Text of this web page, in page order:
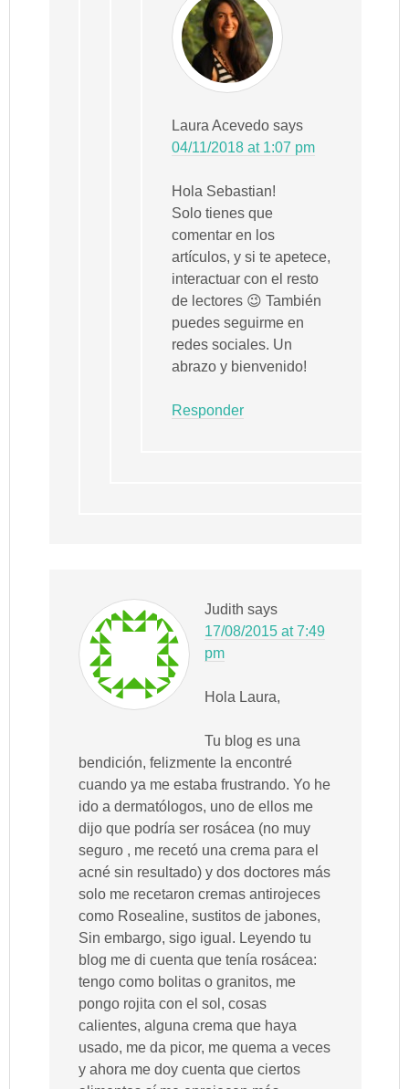
Laura Acevedo says
04/11/2018 at 1:07 pm
Hola Sebastian!
Solo tienes que
comentar en los
artículos, y si te apetece,
interactuar con el resto
de lectores 😉 También
puedes seguirme en
redes sociales. Un
abrazo y bienvenido!
Responder
Judith says
17/08/2015 at 7:49
pm
Hola Laura,
Tu blog es una
bendición, felizmente la encontré
cuando ya me estaba frustrando. Yo he
ido a dermatólogos, uno de ellos me
dijo que podría ser rosácea (no muy
seguro , me recetó una crema para el
acné sin resultado) y dos doctores más
solo me recetaron cremas antirojeces
como Rosealine, sustitos de jabones,
Sin embargo, sigo igual. Leyendo tu
blog me di cuenta que tenía rosácea:
tengo como bolitas o granitos, me
pongo rojita con el sol, cosas
calientes, alguna crema que haya
usado, me da picor, me quema a veces
y ahora me doy cuenta que ciertos